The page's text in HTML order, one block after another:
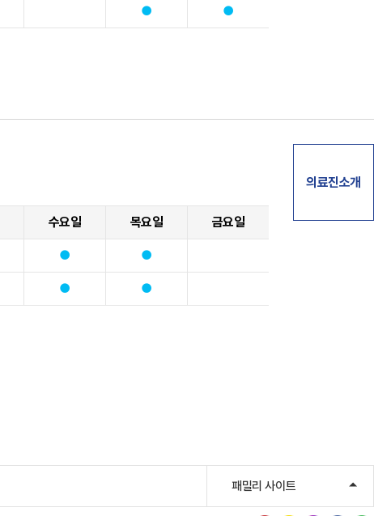
수요일 목요일 금요일
의료진소개
패밀리 사이트